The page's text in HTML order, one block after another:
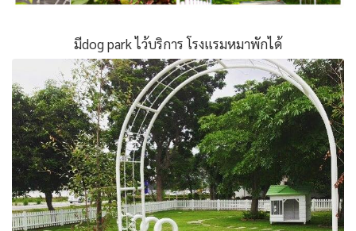
มีdog park ไว้บริการ โรงแรมหมาพักได้